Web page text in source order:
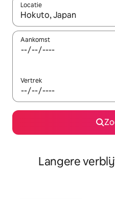
Locatie
Wanneer er resultaten
Aankomst
Vertrek
Langere